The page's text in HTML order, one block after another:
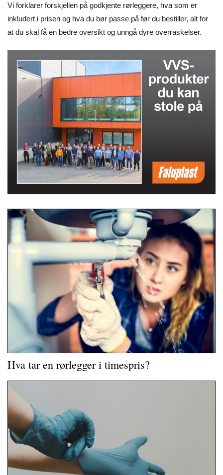
Vi forklarer forskjellen på godkjente rørleggere, hva som er
inkludert i prisen og hva du bør passe på før du bestiller, alt for
at du skal få en bedre oversikt og unngå dyre overraskelser.
Hva tar en rørlegger i timespris?